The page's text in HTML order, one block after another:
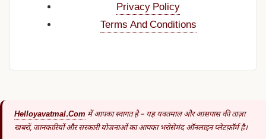
Privacy Policy
Terms And Conditions
Helloyavatmal.com में आपका स्वागत है – यह यवतमाल और आसपास की ताज़ा
खबरों, जानकारियों और सरकारी योजनाओं का आपका भरोसेमंद ऑनलाइन प्लेटफ़ॉर्म है।